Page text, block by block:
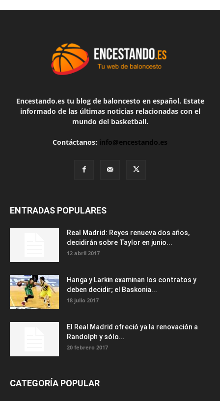
Encestando.es tu blog de baloncesto en español. Estate
informado de las últimas noticias relacionadas con el
mundo del basketball.
Contáctanos: info@encestando.es
ENTRADAS POPULARES
Real Madrid: Reyes renueva dos años,
decidirán sobre Taylor en junio...
12 abril 2017
Hanga y Larkin examinan los contratos y
deben decidir; el Baskonia...
18 julio 2017
El Real Madrid ofreció ya la renovación a
Randolph y sólo...
20 febrero 2017
CATEGORÍA POPULAR